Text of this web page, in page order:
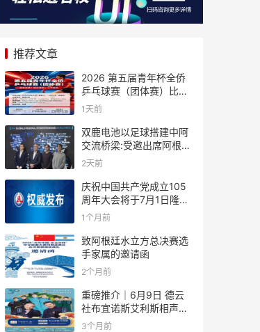
推荐文章
2026 第五届青年杯全侨
乒乓球赛（团体赛）比赛
规则
1天前
双鹿电池以足球搭建中阿
交流桥梁:受邀出席阿根廷
足协赞助商招待会！
2天前
庆祝中国共产党成立105
周年大会将于7月1日隆重
举行
1个月前
致阿根廷水立方总决赛选
手家属的邀请函
2个月前
重磅推介｜6月9日 德云
社布宜诺斯艾利斯相声专
场！国风曲艺邂逅南美风
3个月前